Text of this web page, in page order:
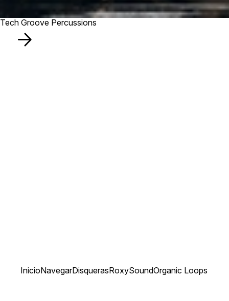
Tech Groove Percussions
InicioNavegarDisquerasRoxySoundOrganic Loops